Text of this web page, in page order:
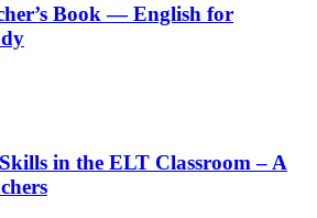
Book — English for
in the ELT Classroom – A